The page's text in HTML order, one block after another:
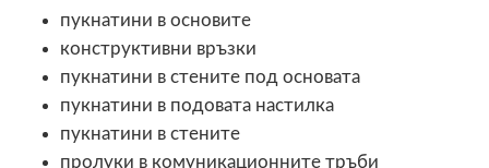
пукнатини в основите
конструктивни връзки
пукнатини в стените под основата
пукнатини в подовата настилка
пукнатини в стените
пролуки в комуникационните тръби